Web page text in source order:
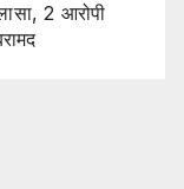
2 आरोपी